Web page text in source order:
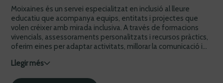
Moixaines és un servei especialitzat en inclusió al lleure
educatiu que acompanya equips, entitats i projectes que
volen créixer amb mirada inclusiva. A través de formacions
vivencials, assessoraments personalitzats i recursos pràctics,
oferim eines per adaptar activitats, millorar la comunicació i...
Llegir més